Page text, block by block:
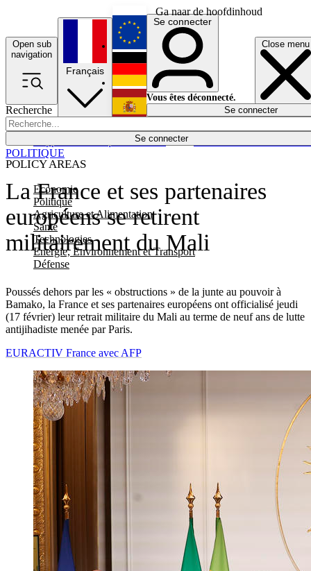
Ga naar de hoofdinhoud
Open sub
navigation
Close menu
Recherche
Se connecter
POLICY AREAS
Economie
Politique
Agriculture et Alimentation
Santé
Technologies
Energie, Environnement et Transport
Défense
Économie
Français
English
Deutsch
Español
Se connecter
Vous êtes déconnecté.
Se connecter
La France et ses partenaires
européens se retirent
militairement du Mali
Poussés dehors par les « obstructions » de la junte au pouvoir à
Bamako, la France et ses partenaires européens ont officialisé jeudi
(17 février) leur retrait militaire du Mali au terme de neuf ans de lutte
antijihadiste menée par Paris.
POLITIQUE
EURACTIV France avec AFP